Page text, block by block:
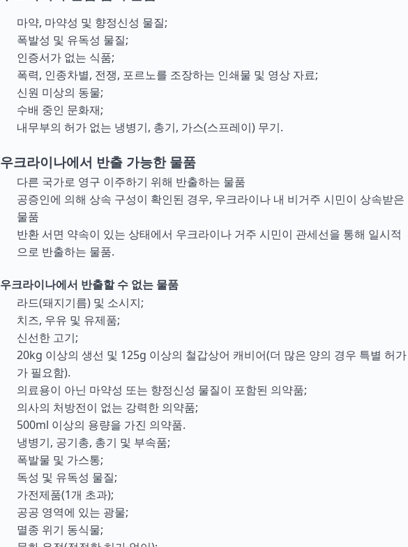
마약, 마약성 및 향정신성 물질;
폭발성 및 유독성 물질;
인증서가 없는 식품;
폭력, 인종차별, 전쟁, 포르노를 조장하는 인쇄물 및 영상 자료;
신원 미상의 동물;
수배 중인 문화재;
내무부의 허가 없는 냉병기, 총기, 가스(스프레이) 무기.
우크라이나에서 반출 가능한 물품
다른 국가로 영구 이주하기 위해 반출하는 물품
공증인에 의해 상속 구성이 확인된 경우, 우크라이나 내 비거주 시민이 상속받은
물품
반환 서면 약속이 있는 상태에서 우크라이나 거주 시민이 관세선을 통해 일시적
으로 반출하는 물품.
우크라이나에서 반출할 수 없는 물품
라드(돼지기름) 및 소시지;
치즈, 우유 및 유제품;
신선한 고기;
20kg 이상의 생선 및 125g 이상의 철갑상어 캐비어(더 많은 양의 경우 특별 허가
가 필요함).
의료용이 아닌 마약성 또는 향정신성 물질이 포함된 의약품;
의사의 처방전이 없는 강력한 의약품;
500ml 이상의 용량을 가진 의약품.
냉병기, 공기총, 총기 및 부속품;
폭발물 및 가스통;
독성 및 유독성 물질;
가전제품(1개 초과);
공공 영역에 있는 광물;
멸종 위기 동식물;